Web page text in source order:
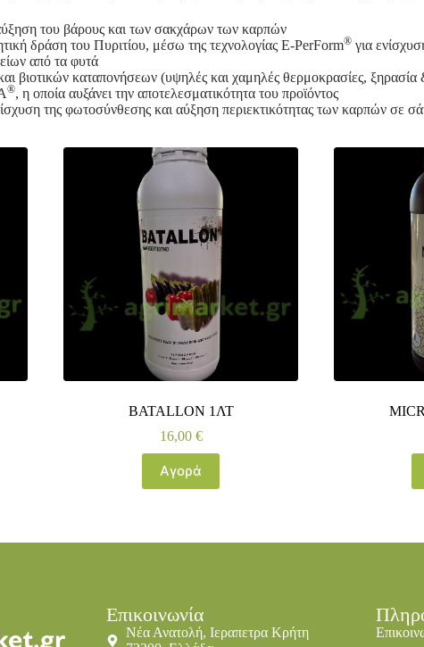
του βάρους και των σακχάρων των καρπών
δράση του Πυριτίου, μέσω της τεχνολογίας E-PerForm® για
από τα φυτά
βιοτικών καταπονήσεων (υψηλές και χαμηλές θερμοκρασίες,
®, η οποία αυξάνει την αποτελεσματικότητα του προϊόντος
της φωτοσύνθεσης και αύξηση περιεκτικότητας των καρπών σε
BATALLON 1ΛΤ
16,00 €
Αγορά
Επικοινωνία
Νέα Ανατολή, Ιεραπετρα Κρήτη